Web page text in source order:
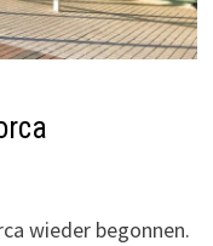
wieder begonnen.